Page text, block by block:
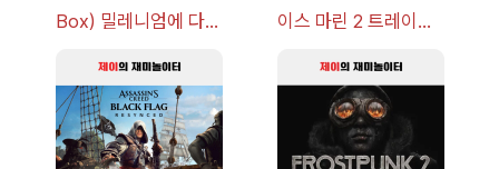
Box) 밀레니엄에 다가
략 [복각] | 블루 아카
이브
이스 마린 2 트레이너
v14.0+] 다운로드